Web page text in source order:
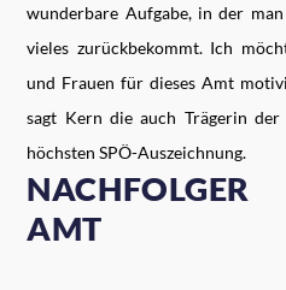
wunderbare Aufgabe, in der
vieles zurückbekommt. Ich
und Frauen für dieses Amt
sagt Kern die auch Trägerin
höchsten SPÖ-Auszeichnung.
AMT